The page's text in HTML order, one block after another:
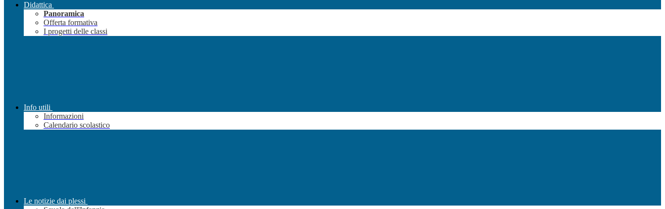
Didattica
Panoramica
Offerta formativa
I progetti delle classi
Info utili
Informazioni
Calendario scolastico
Le notizie dai plessi